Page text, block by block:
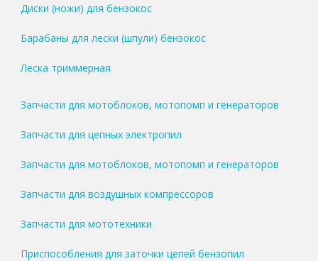
Диски (ножи) для бензокос
Барабаны для лески (шпули) бензокос
Леска триммерная
Запчасти для мотоблоков, мотопомп и генераторов
Запчасти для цепных электропил
Запчасти для мотоблоков, мотопомп и генераторов
Запчасти для воздушных компрессоров
Запчасти для мототехники
Приспособления для заточки цепей бензопил